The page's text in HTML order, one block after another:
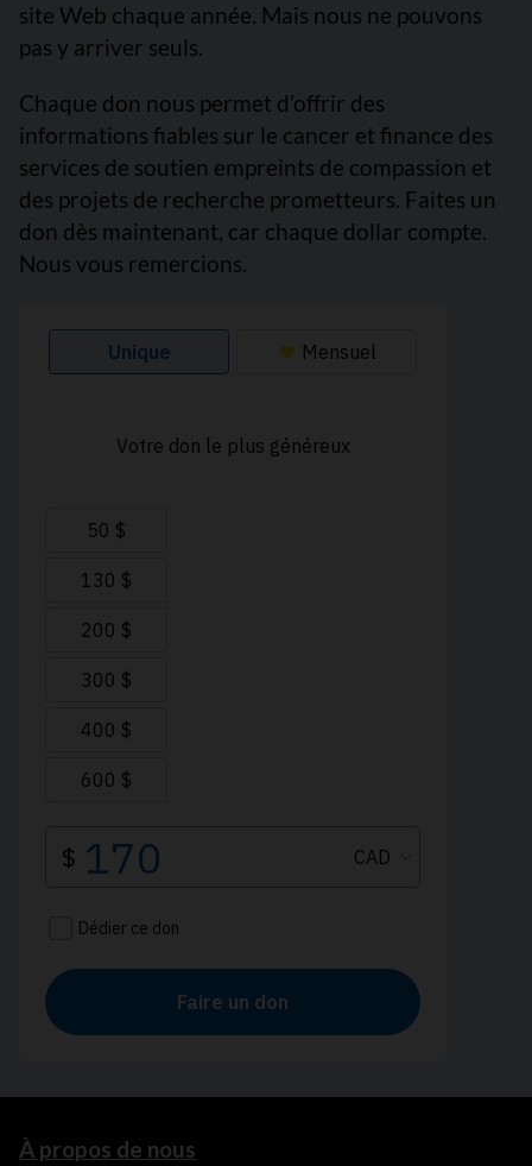
site Web chaque année. Mais nous ne pouvons
pas y arriver seuls.
Chaque don nous permet d’offrir des
informations fiables sur le cancer et finance des
services de soutien empreints de compassion et
des projets de recherche prometteurs. Faites un
don dès maintenant, car chaque dollar compte.
Nous vous remercions.
À propos de nous